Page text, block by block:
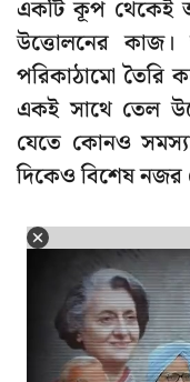
একটি কূপ থেকেই
উত্তোলনের
পরিকাঠামো তৈরি
একই সাথে তেল
যেতে কোনও
দিকেও বিশেষ নজর